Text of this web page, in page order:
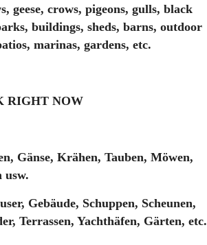
geese, crows, pigeons, gulls, black
buildings, sheds, barns, outdoor
marinas, gardens, etc.
RIGHT NOW
Gänse, Krähen, Tauben, Möwen,
usw.
Gebäude, Schuppen, Scheunen,
Terrassen, Yachthäfen, Gärten, etc.